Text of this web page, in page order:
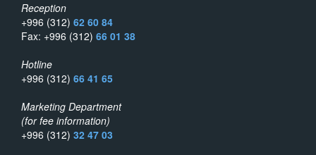
Reception
+996 (312) 62 60 84
Fax: +996 (312) 66 01 38
Hotline
+996 (312) 66 41 65
Marketing Department
(for fee information)
+996 (312) 32 47 03